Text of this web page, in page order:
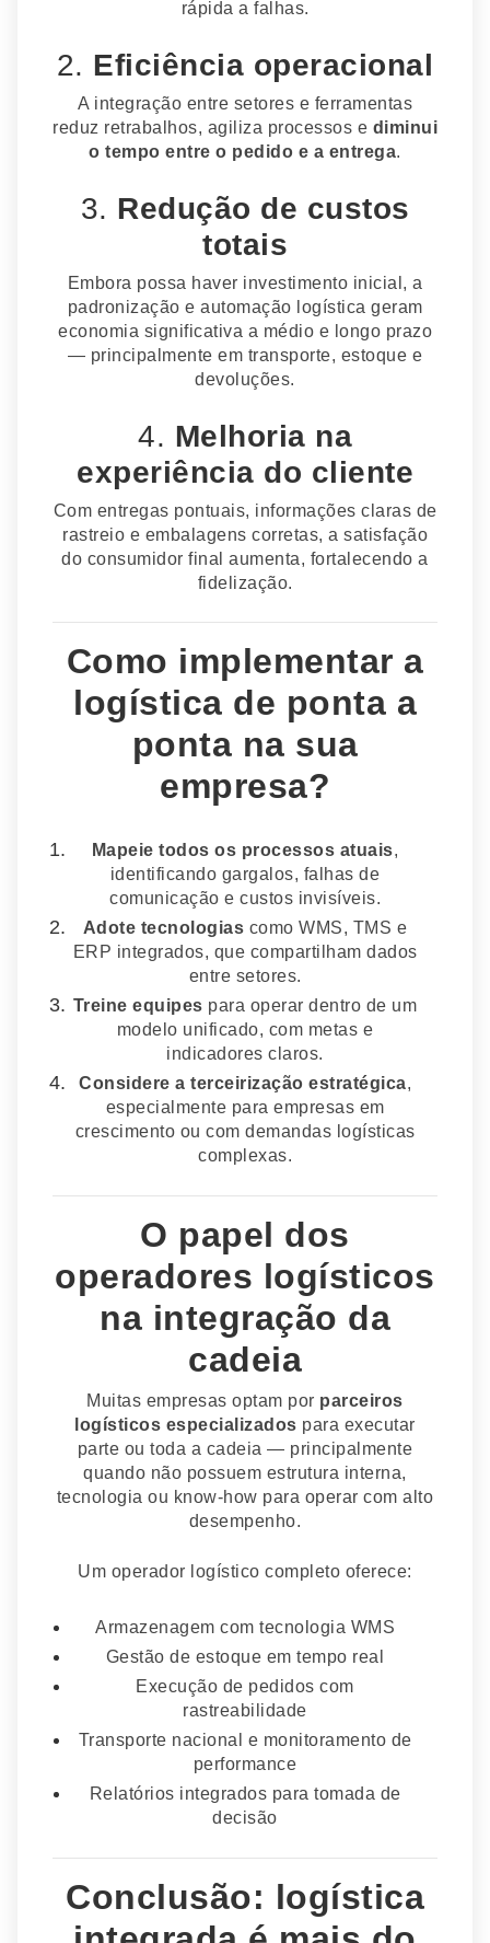
rápida a falhas.
2. Eficiência operacional
A integração entre setores e ferramentas
reduz retrabalhos, agiliza processos e diminui
o tempo entre o pedido e a entrega.
3. Redução de custos
totais
Embora possa haver investimento inicial, a
padronização e automação logística geram
economia significativa a médio e longo prazo
— principalmente em transporte, estoque e
devoluções.
4. Melhoria na
experiência do cliente
Com entregas pontuais, informações claras de
rastreio e embalagens corretas, a satisfação
do consumidor final aumenta, fortalecendo a
fidelização.
Como implementar a
logística de ponta a
ponta na sua
empresa?
Mapeie todos os processos atuais,
identificando gargalos, falhas de
comunicação e custos invisíveis.
Adote tecnologias como WMS, TMS e
ERP integrados, que compartilham dados
entre setores.
Treine equipes para operar dentro de um
modelo unificado, com metas e
indicadores claros.
Considere a terceirização estratégica,
especialmente para empresas em
crescimento ou com demandas logísticas
complexas.
O papel dos
operadores logísticos
na integração da
cadeia
Muitas empresas optam por parceiros
logísticos especializados para executar
parte ou toda a cadeia — principalmente
quando não possuem estrutura interna,
tecnologia ou know-how para operar com alto
desempenho.
Um operador logístico completo oferece:
Armazenagem com tecnologia WMS
Gestão de estoque em tempo real
Execução de pedidos com
rastreabilidade
Transporte nacional e monitoramento de
performance
Relatórios integrados para tomada de
decisão
Conclusão: logística